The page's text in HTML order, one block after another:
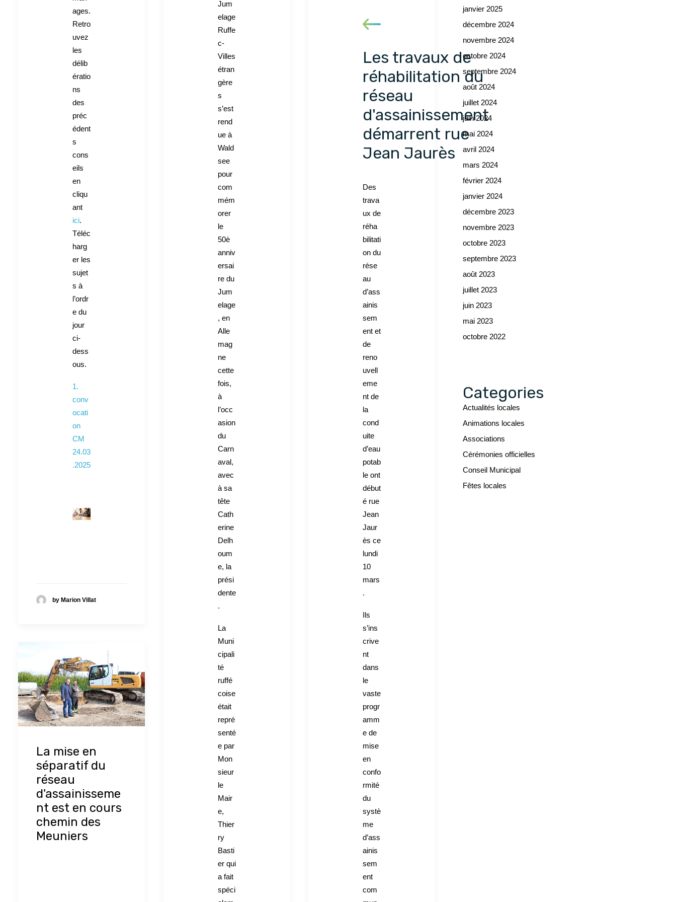
ages.
Retro
uvez
les
délib
ératio
ns
des
préc
édent
s
cons
eils
en
cliqu
ant
ici.
Téléc
harg
er les
sujet
s à
l’ordr
e du
jour
ci-
dess
ous.
1.
conv
ocati
on
CM
24.03
.2025
by Marion Villat
Jum
elage
Ruffe
c-
Villes
étran
gère
s
s’est
rend
ue à
Wald
see
pour
com
mém
orer
le
50è
anniv
ersai
re du
Jum
elage
, en
Alle
mag
ne
cette
fois,
à
l’occ
asion
du
Carn
aval,
avec
à sa
tête
Cath
erine
Delh
oum
e, la
prési
dente
.
La
Muni
cipali
té
ruffé
coise
était
repré
senté
e par
Mon
sieur
le
Mair
e,
Thier
ry
Basti
er qui
a fait
spéci
Les travaux de
réhabilitation du
réseau
d'assainissement
démarrent rue
Jean Jaurès
Des
trava
ux de
réha
bilitati
on du
rése
au
d’ass
ainis
sem
ent et
de
reno
uvell
eme
nt de
la
cond
uite
d’eau
potab
le ont
début
é rue
Jean
Jaur
ès ce
lundi
10
mars
.
Ils
s’ins
crive
nt
dans
le
vaste
progr
amm
e de
mise
en
confo
rmité
du
systè
me
d’ass
ainis
sem
ent
com
La mise en
séparatif du
réseau
d'assainisseme
nt est en cours
chemin des
Meuniers
janvier 2025
décembre 2024
novembre 2024
octobre 2024
septembre 2024
août 2024
juillet 2024
juin 2024
mai 2024
avril 2024
mars 2024
février 2024
janvier 2024
décembre 2023
novembre 2023
octobre 2023
septembre 2023
août 2023
juillet 2023
juin 2023
mai 2023
octobre 2022
Categories
Actualités locales
Animations locales
Associations
Cérémonies officielles
Conseil Municipal
Fêtes locales